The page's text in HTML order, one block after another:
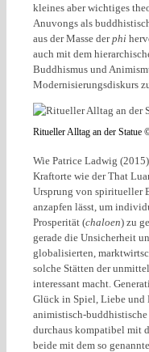
kleines aber wichtiges
Anuvongs als
aus der Masse derphi
auch mit dem
Buddhismus und
Modernisierungsdiskurs
Ritueller Alltag an der Statue
Wie Patrice Ladwig
Kraftorte wie der That
Ursprung von spiritueller
anzapfen lässt, um
Prosperität (chaloen) zu
gerade die Unsicherheit
globalisierten,
solche Stätten der
interessant macht.
Glück in Spiel, Liebe und
animistisch-
durchaus kompatibel mit
beide mit dem so